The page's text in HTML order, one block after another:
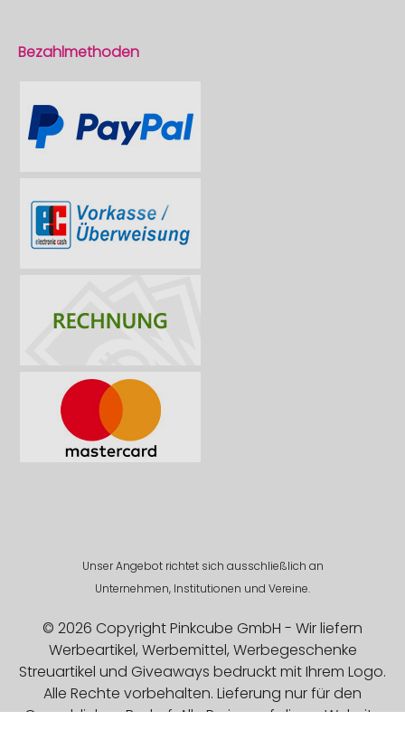
Bezahlmethoden
Unser Angebot richtet sich ausschließlich an
Unternehmen, Institutionen und Vereine.
© 2026 Copyright Pinkcube GmbH - Wir liefern
Werbeartikel, Werbemittel, Werbegeschenke
Streuartikel und Giveaways bedruckt mit Ihrem Logo.
Alle Rechte vorbehalten. Lieferung nur für den
Gewerblichen Bedarf. Alle Preise auf dieser Website